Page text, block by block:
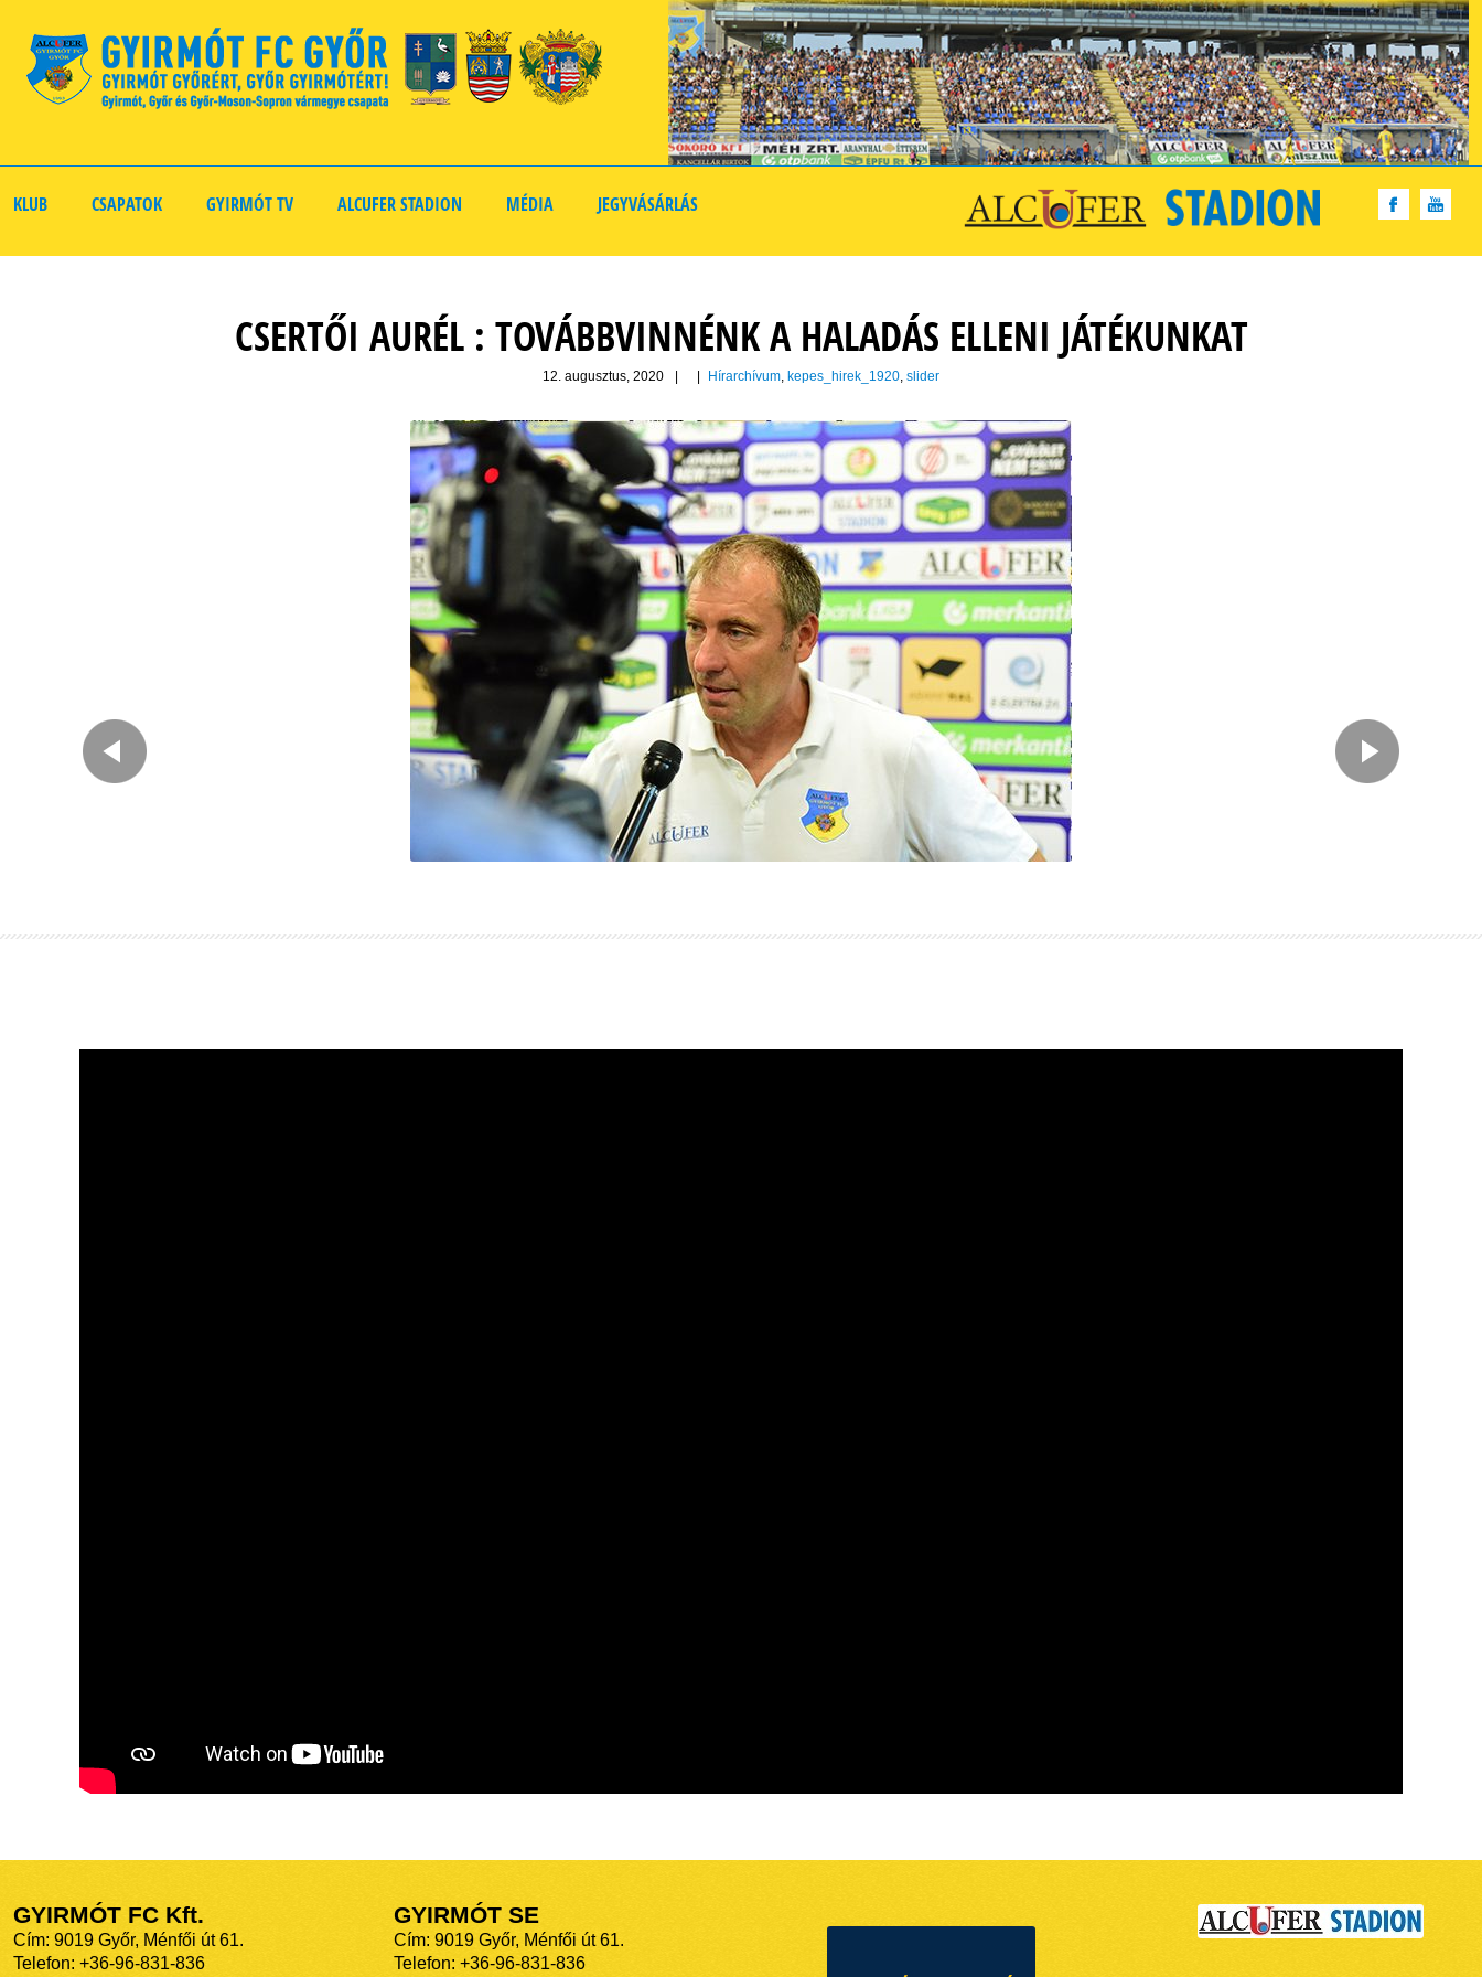
KLUB CSAPATOK GYIRMÓT TV ALCUFER STADION MÉDIA JEGYVÁSÁRLÁS
CSERTŐI AURÉL : TOVÁBBVINNÉNK A HALADÁS ELLENI JÁTÉKUNKAT
12. augusztus, 2020 Hírarchívum, kepes_hirek_1920, slider
GYIRMÓT FC Kft.
Cím: 9019 Győr, Ménfői út 61.
Telefon: +36-96-831-836
GYIRMÓT SE
Cím: 9019 Győr, Ménfői út 61.
Telefon: +36-96-831-836